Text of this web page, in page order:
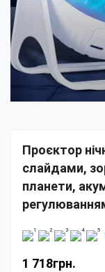
Проєктор
слайдами,
планети,
1 718грн.